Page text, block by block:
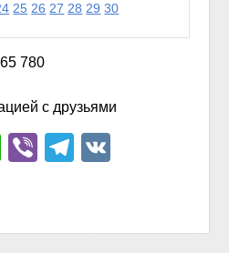
25 26 27 28 29 30
780
с друзьями
WhatsApp
ViberTelegram